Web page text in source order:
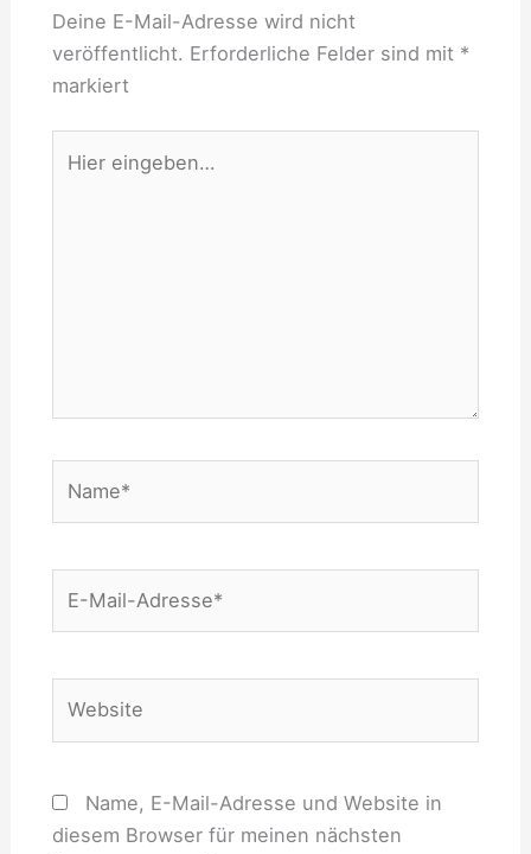
Deine E-Mail-Adresse wird nicht
veröffentlicht. Erforderliche Felder sind mit *
markiert
eingeben…
Mail-
Name, E-Mail-Adresse und Website in
diesem Browser für meinen nächsten